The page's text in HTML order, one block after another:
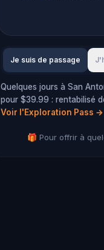
Je suis de passage
Quelques jours à San
pour $39.99 : rentabilisé
Voir l'Exploration Pass →
🎁 Pour offrir à